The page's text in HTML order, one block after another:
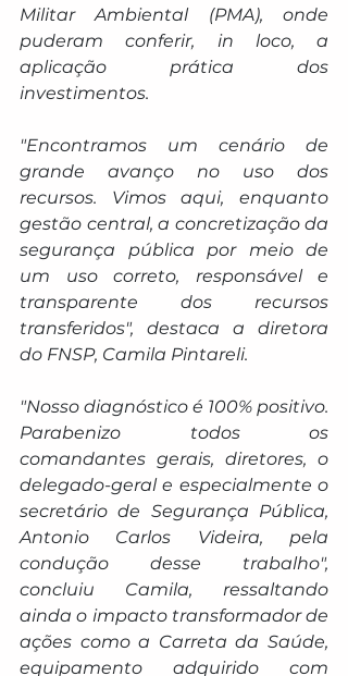
Militar Ambiental (PMA), onde
puderam conferir, in loco, a
aplicação prática dos
investimentos.
"Encontramos um cenário de
grande avanço no uso dos
recursos. Vimos aqui, enquanto
gestão central, a concretização da
segurança pública por meio de
um uso correto, responsável e
transparente dos recursos
transferidos", destaca a diretora
do FNSP, Camila Pintareli.
"Nosso diagnóstico é 100% positivo.
Parabenizo todos os
comandantes gerais, diretores, o
delegado-geral e especialmente o
secretário de Segurança Pública,
Antonio Carlos Videira, pela
condução desse trabalho",
concluiu Camila, ressaltando
ainda o impacto transformador de
ações como a Carreta da Saúde,
equipamento adquirido com